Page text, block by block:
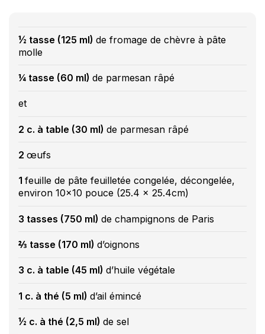
½ tasse (125 ml) de fromage de chèvre à pâte
molle
¼ tasse (60 ml) de parmesan râpé
et
2 c. à table (30 ml) de parmesan râpé
2 œufs
1 feuille de pâte feuilletée congelée, décongelée,
environ 10x10 pouce (25.4 x 25.4cm)
3 tasses (750 ml) de champignons de Paris
⅔ tasse (170 ml) d’oignons
3 c. à table (45 ml) d’huile végétale
1 c. à thé (5 ml) d’ail émincé
½ c. à thé (2,5 ml) de sel